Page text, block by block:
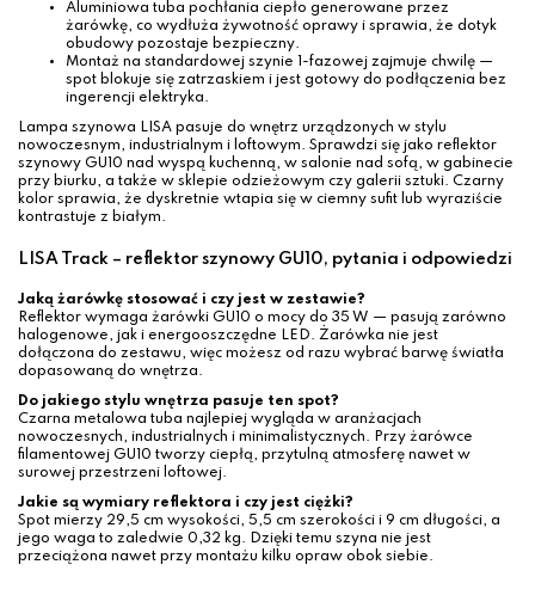
Aluminiowa tuba pochłania ciepło generowane przez
żarówkę, co wydłuża żywotność oprawy i sprawia, że dotyk
obudowy pozostaje bezpieczny.
Montaż na standardowej szynie 1-fazowej zajmuje chwilę —
spot blokuje się zatrzaskiem i jest gotowy do podłączenia bez
ingerencji elektryka.
Lampa szynowa LISA pasuje do wnętrz urządzonych w stylu
nowoczesnym, industrialnym i loftowym. Sprawdzi się jako reflektor
szynowy GU10 nad wyspą kuchenną, w salonie nad sofą, w gabinecie
przy biurku, a także w sklepie odzieżowym czy galerii sztuki. Czarny
kolor sprawia, że dyskretnie wtapia się w ciemny sufit lub wyraziście
kontrastuje z białym.
LISA Track – reflektor szynowy GU10, pytania i odpowiedzi
Jaką żarówkę stosować i czy jest w zestawie?
Reflektor wymaga żarówki GU10 o mocy do 35 W — pasują zarówno
halogenowe, jak i energooszczędne LED. Żarówka nie jest
dołączona do zestawu, więc możesz od razu wybrać barwę światła
dopasowaną do wnętrza.
Do jakiego stylu wnętrza pasuje ten spot?
Czarna metalowa tuba najlepiej wygląda w aranżacjach
nowoczesnych, industrialnych i minimalistycznych. Przy żarówce
filamentowej GU10 tworzy ciepłą, przytulną atmosferę nawet w
surowej przestrzeni loftowej.
Jakie są wymiary reflektora i czy jest ciężki?
Spot mierzy 29,5 cm wysokości, 5,5 cm szerokości i 9 cm długości, a
jego waga to zaledwie 0,32 kg. Dzięki temu szyna nie jest
przeciążona nawet przy montażu kilku opraw obok siebie.